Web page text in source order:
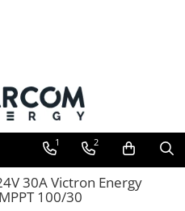
1 2
30A Victron Energy
100/30